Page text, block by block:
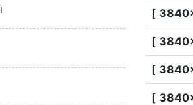
[
[
[
[